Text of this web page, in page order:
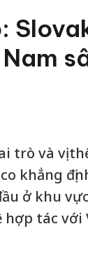
trò và vị
khẳng
ở khu
tác